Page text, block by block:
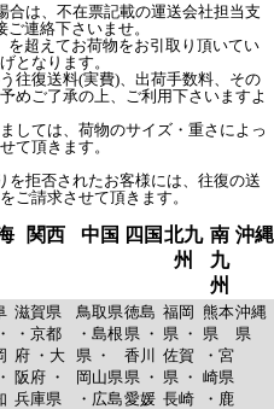
合は、不在票記載の運送会社担当支
連絡下さいませ。
超えてお荷物をお引取り頂いてい
となります。
往復送料(実費)、出荷手数料、その
めご了承の上、ご利用下さいますよ
しては、荷物のサイズ・重さによっ
て頂きます。
を拒否されたお客様には、往復の送
ご請求させて頂きます。
関西 中国 四国北九
州
南
九
州
沖縄
滋賀県
・京都
府 ・大
阪府 ・
兵庫県
鳥取県
・島根
県 ・
岡山県
・広島
徳島
県 ・
香川
県 ・
愛媛
福岡
県 ・
佐賀
県 ・
長崎
熊本
県
・宮
崎県
・鹿
沖縄
県